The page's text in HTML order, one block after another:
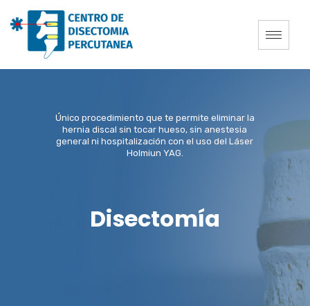
Único procedimiento que te permite eliminar la
hernia discal sin tocar hueso, sin anestesia
general ni hospitalización con el uso del Láser
Holmiun YAG.
Disectomía